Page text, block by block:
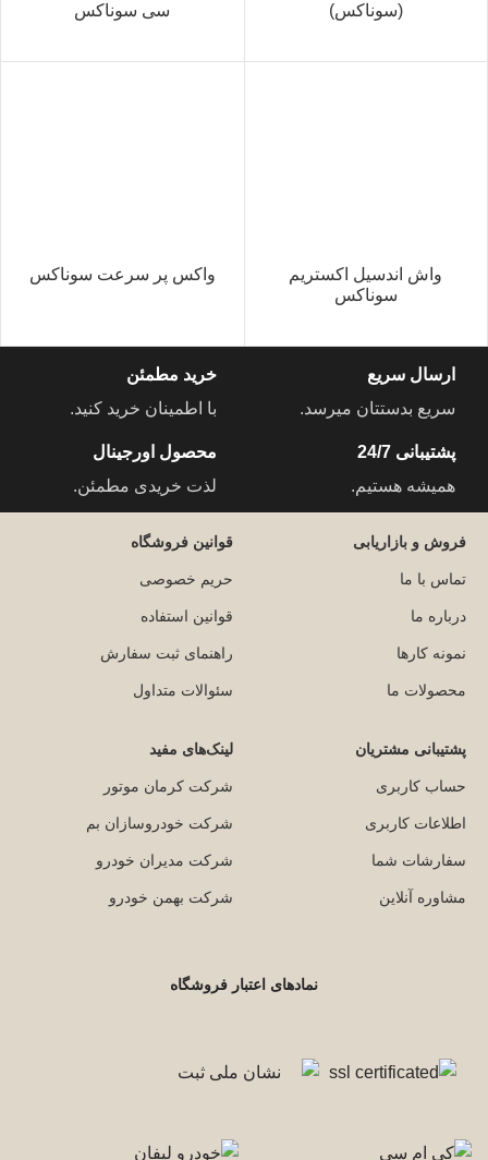
(سوناکس)
سی سوناکس
واش اندسیل اکستریم
سوناکس
واکس پر سرعت سوناکس
ارسال سریع
سریع بدستتان میرسد.
خرید مطمئن
با اطمینان خرید کنید.
پشتیبانی 24/7
همیشه هستیم.
محصول اورجینال
لذت خریدی مطمئن.
فروش و بازاریابی
تماس با ما
درباره ما
نمونه کارها
محصولات ما
قوانین فروشگاه
حریم خصوصی
قوانین استفاده
راهنمای ثبت سفارش
سئوالات متداول
پشتیبانی مشتریان
حساب کاربری
اطلاعات کاربری
سفارشات شما
مشاوره آنلاین
لینک‌های مفید
شرکت کرمان موتور
شرکت خودروسازان بم
شرکت مدیران خودرو
شرکت بهمن خودرو
نمادهای اعتبار فروشگاه